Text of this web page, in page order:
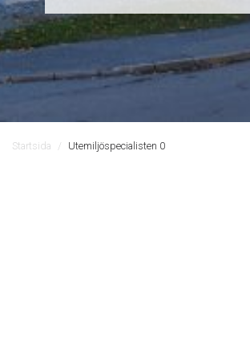
Startsida Utemiljöspecialisten 0